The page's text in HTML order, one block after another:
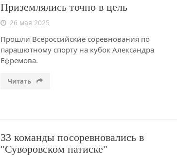
Приземлялись точно в цель
26 мая 2025
Прошли Всероссийские соревнования по
парашютному спорту на кубок Александра
Ефремова.
Читать
33 команды посоревновались в
"Суворовском натиске"